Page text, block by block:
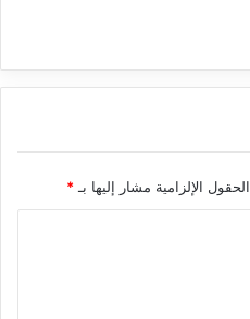
الحقول الإلزامية مشار إليها بـ *